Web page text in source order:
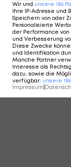
Wir und unsere 186
Ihre IP-Adresse und
Speichern von oder
Personalisierte
der Performance
und Verbesserung
Diese Zwecke
und Identifikation
Manche Partner
Interesse als
dazu, sowie die
verfügbar: unsere 186
Impressum